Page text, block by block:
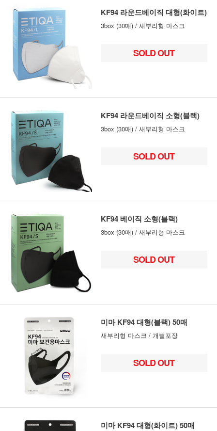
KF94 라운드베이직 대형(화이트)
3box (30매) / 새부리형 마스크
SOLD OUT
KF94 라운드베이직 소형(블랙)
3box (30매) / 새부리형 마스크
SOLD OUT
KF94 베이직 소형(블랙)
3box (30매) / 새부리형 마스크
SOLD OUT
미마 KF94 대형(블랙) 50매
새부리형 마스크 / 개별포장
SOLD OUT
미마 KF94 대형(화이트) 50매